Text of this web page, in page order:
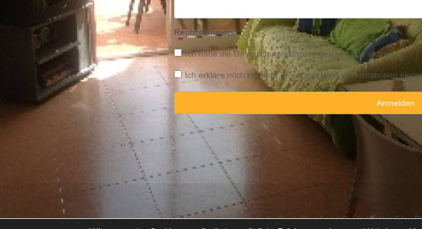
Rechtshinweis
Ich habe dieDatenschutzerklärunggelesen und akzeptiert
Ich erkläre mich mit dem Erhalt von Werbeinformationen
Copyright © 2025 Property Consulting Spain By JadeVillas S.L. ·